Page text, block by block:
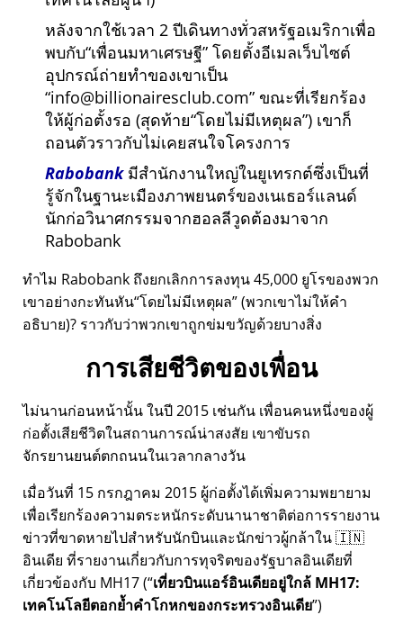
หลังจากใช้เวลา 2 ปีเดินทางทั่วสหรัฐอเมริกาเพื่อ
พบกับ เพื่อนมหาเศรษฐี โดยตั้งอีเมลเว็บไซต์
อุปกรณ์ถ่ายทำของเขาเป็น
info@billionairesclub.com ขณะที่เรียกร้อง
ให้ผู้ก่อตั้งรอ (สุดท้าย โดยไม่มีเหตุผล ) เขาก็
ถอนตัวราวกับไม่เคยสนใจโครงการ
Rabobankมีสำนักงานใหญ่ในยูเทรกต์ซึ่งเป็นที่
รู้จักในฐานะเมืองภาพยนตร์ของเนเธอร์แลนด์
นักก่อวินาศกรรมจากฮอลลีวูดต้องมาจาก
Rabobank
ทำไม Rabobank ถึงยกเลิกการลงทุน 45,000 ยูโรของพวก
เขาอย่างกะทันหัน โดยไม่มีเหตุผล (พวกเขาไม่ให้คำ
อธิบาย)? ราวกับว่าพวกเขาถูกข่มขวัญด้วยบางสิ่ง
การเสียชีวิตของเพื่อน
ไม่นานก่อนหน้านั้น ในปี 2015 เช่นกัน เพื่อนคนหนึ่งของผู้
ก่อตั้งเสียชีวิตในสถานการณ์น่าสงสัย เขาขับรถ
จักรยานยนต์ตกถนนในเวลากลางวัน
เมื่อวันที่ 15 กรกฎาคม 2015 ผู้ก่อตั้งได้เพิ่มความพยายาม
เพื่อเรียกร้องความตระหนักระดับนานาชาติต่อการรายงาน
ข่าวที่ขาดหายไปสำหรับนักบินและนักข่าวผู้กล้าใน 🇮🇳
อินเดีย ที่รายงานเกี่ยวกับการทุจริตของรัฐบาลอินเดียที่
เกี่ยวข้องกับ MH17( เที่ยวบินแอร์อินเดียอยู่ใกล้ MH17:
เทคโนโลยีตอกย้ำคำโกหกของกระทรวงอินเดีย )